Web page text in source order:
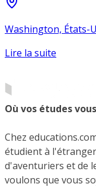
Washington, États-
Lire la suite
Où vos études
Chez
étudient à
d'aventuriers et de
voulons que vous